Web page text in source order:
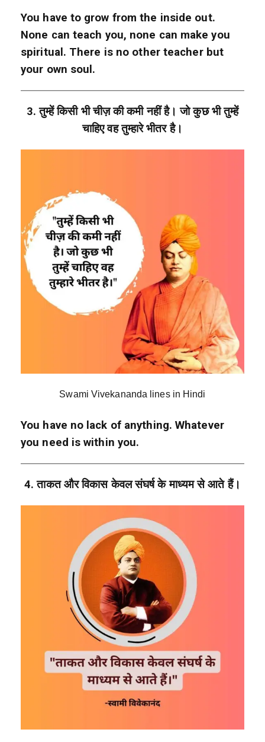
You have to grow from the inside out.
None can teach you, none can make you
spiritual. There is no other teacher but
your own soul.
3. तुम्हें किसी भी चीज़ की कमी नहीं है। जो कुछ भी तुम्हें
चाहिए वह तुम्हारे भीतर है।
Swami Vivekananda lines in Hindi
You have no lack of anything. Whatever
you need is within you.
4. ताकत और विकास केवल संघर्ष के माध्यम से आते हैं।